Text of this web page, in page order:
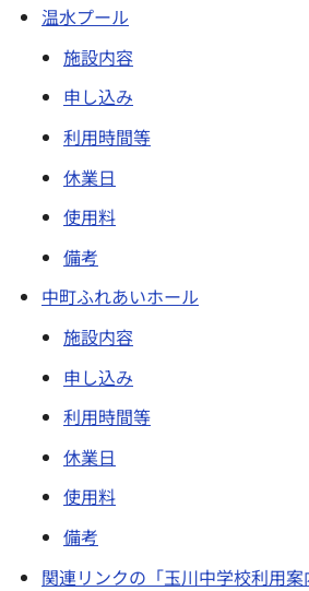
温水プール
施設内容
申し込み
利用時間等
休業日
使用料
備考
中町ふれあいホール
施設内容
申し込み
利用時間等
休業日
使用料
備考
関連リンクの「玉川中学校利用